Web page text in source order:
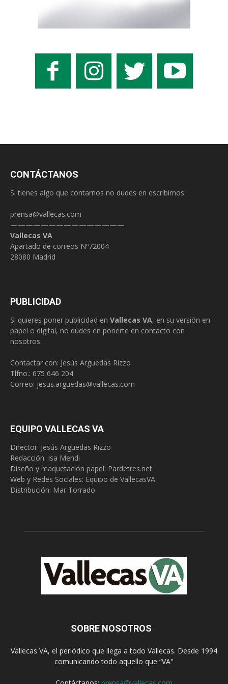
CONTÁCTANOS
Si tienes algo que contarnos no dudes en escribirnos:
prensa@vallecas.com
———————————————
Vallecas VA
Apartado de correos Nº72004
28080 Madrid
PUBLICIDAD
Si quieres poner publicidad en Vallecas VA, en su versión en
papel o digital, no dudes en ponerte en contacto con
nosotros.
Contactar con: Jesús Arguedas Rizzo
Tlfno.: 675 646 204
Correo: jesus.arguedas@vallecas.com
EQUIPO VALLECAS VA
Director: Jesús Arguedas Rizzo
Redacción: Isa Mendi
Diseño y maquetación papel: Pardetres.net
Web y Redes Sociales: Equipo de VallecasVA
Distribución: Mar Torrado
SOBRE NOSOTROS
Vallecas VA, el periódico que llega a todo Vallecas. Desde 1994
comunicando todo aquello que “VA"